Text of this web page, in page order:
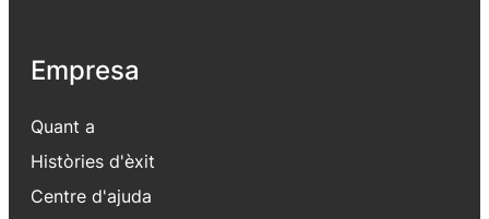
Empresa
Quant a
Històries d'èxit
Centre d'ajuda